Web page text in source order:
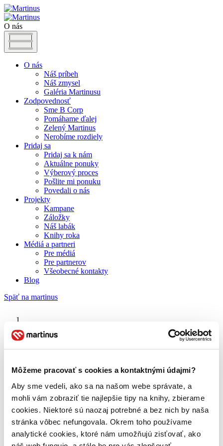
Môžeme pracovať s cookies a kontaktnými údajmi?
Aby sme vedeli, ako sa na našom webe správate, a
mohli vám zobraziť tie najlepšie tipy na knihy, zbierame
cookies. Niektoré sú naozaj potrebné a bez nich by naša
stránka vôbec nefungovala. Okrem toho používame
analytické cookies, ktoré nám umožňujú zisťovať, ako
O nás
O nás
Náš príbeh
Náš zmysel
Galéria Martinusu
Zodpovednosť
Sme B Corp
Pomáhame ďalej
Zelený Martinus
Nerobíme rozdiely
Pridaj sa
Pridaj sa k nám
Aktuálne ponuky
Výberový proces
Pošlite mi ponuku
Povedali o nás
Projekty
Kampane
Záložky
Náš labák
Knihy roka
Médiá a partneri
Pre médiá
Pre partnerov
Všeobecné kontakty
Blog
Späť na martinus
Romeo a Julia
O nás
Náš príbeh
Galéria Martinusu
Zodpovednosť
Sme B Corp